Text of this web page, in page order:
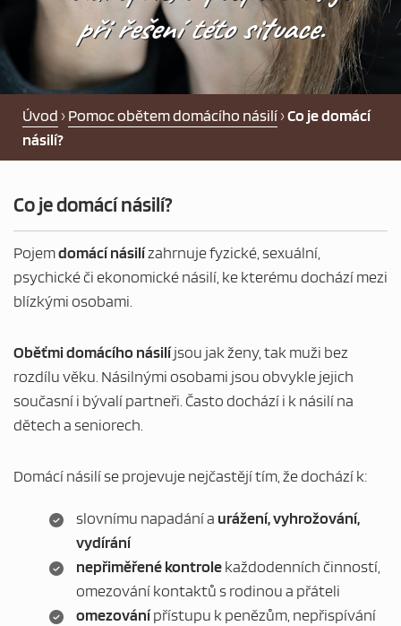
NOCLEHÁRNA
PRO OSOBY BEZ PŘÍSTŘEŠÍ
POMOC NOUZI
AKTUALITY
CHCI DAROVAT
MAPA WEBU
při řešení této situace.
Úvod ›Pomoc obětem domácího násilí›Co je domácí
násilí?
Co je domácí násilí?
Pojemdomácí násilízahrnuje fyzické, sexuální,
psychické či ekonomické násilí, ke kterému dochází mezi
blízkými osobami.
Oběťmi domácího násilíjsou jak ženy, tak muži bez
rozdílu věku. Násilnými osobami jsou obvykle jejich
současní i bývalí partneři. Často dochází i k násilí na
dětech a seniorech.
Domácí násilí se projevuje nejčastějí tím, že dochází k:
slovnímu napadání a urážení, vyhrožování,
vydírání
nepřiměřené kontrolekaždodenních činností,
omezování kontaktů s rodinou a přáteli
omezovánípřístupu k penězům, nepřispívání